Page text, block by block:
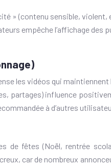
» (contenu sensible,
empêche l’affichage
les vidéos qui
partages) influence
à d’autres
de fêtes (Noël, rentrée
car de nombreux